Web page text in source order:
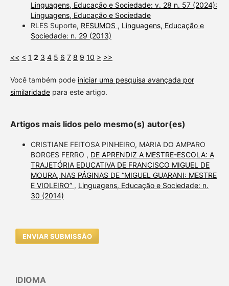
Linguagens, Educação e Sociedade: v. 28 n. 57 (2024):
Linguagens, Educação e Sociedade
RLES Suporte, RESUMOS , Linguagens, Educação e
Sociedade: n. 29 (2013)
<< < 1 2 3 4 5 6 7 8 9 10 > >>
Você também pode iniciar uma pesquisa avançada por
similaridadepara este artigo.
Artigos mais lidos pelo mesmo(s) autor(es)
CRISTIANE FEITOSA PINHEIRO, MARIA DO AMPARO
BORGES FERRO , DE APRENDIZ A MESTRE-ESCOLA: A
TRAJETÓRIA EDUCATIVA DE FRANCISCO MIGUEL DE
MOURA, NAS PÁGINAS DE “MIGUEL GUARANI: MESTRE
E VIOLEIRO” , Linguagens, Educação e Sociedade: n.
30 (2014)
ENVIAR SUBMISSÃO
IDIOMA